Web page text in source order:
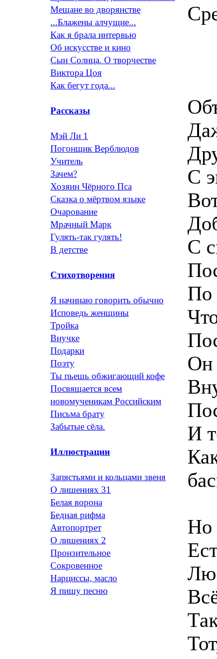
Мещане во дворянстве
...Блажены алчущие...
Как я брала интервью
Об искусстве и кино
Сын Солнца. О творчестве
Виктора Цоя
Как бегут года...
Рассказы
Мэй Ли 1
Погонщик Верблюдов
Учитель
Зачем?
Хозяин Чёрного Пса
Сказка о мёртвом языке
Очарование
Мрачный Марк
Гулять-так гулять!
В детстве
Стихотворения
Я начинаю говорить обычно
Исповедь женщины
Тройка
Внучке
Подарки
Поэту
Ты пьешь обжигающий кофе
Посвящается всем
новомученикам Российским
Письма брату
Забытые сёла.
Иллюстрации
Запястьями и кольцами звеня
О лишениях 31
Белая ворона
Бедная рифма
Автопортрет
O лишениях 2
Пронзительное
Сокровенное
Нарциссы, масло
Я пишу песню
С
С
По
Он
И
Но